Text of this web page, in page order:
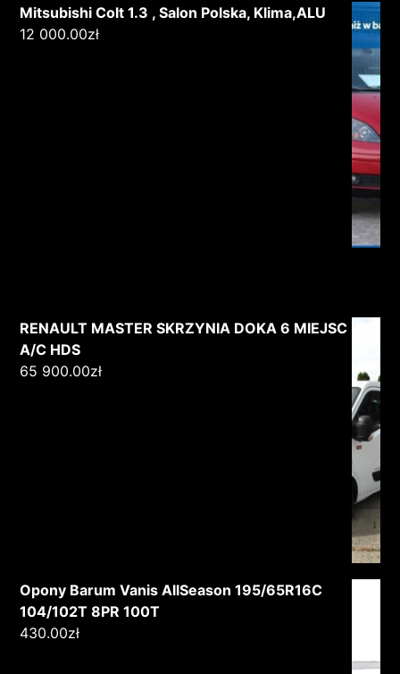
Mitsubishi Colt 1.3 , Salon Polska, Klima,ALU
12 000.00zł
RENAULT MASTER SKRZYNIA DOKA 6 MIEJSC
A/C HDS
65 900.00zł
Opony Barum Vanis AllSeason 195/65R16C
104/102T 8PR 100T
430.00zł